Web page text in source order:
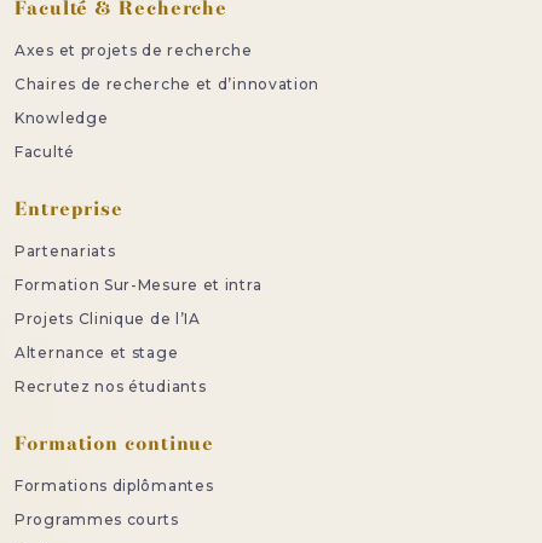
Faculté & Recherche
Axes et projets de recherche
Chaires de recherche et d’innovation
Knowledge
Faculté
Entreprise
Partenariats
Formation Sur-Mesure et intra
Projets Clinique de l’IA
Alternance et stage
Recrutez nos étudiants
Formation continue
Formations diplômantes
Programmes courts